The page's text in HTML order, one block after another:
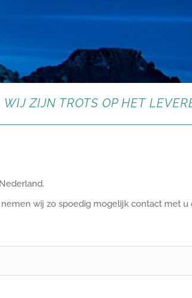
WIJ ZIJN TROTS OP HET
wij zo spoedig mogelijk contact met u